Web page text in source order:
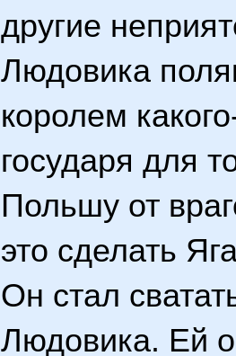
другие
Людовика
королем
государя для
Польшу от
это сделать
Он стал
Людовика. Ей